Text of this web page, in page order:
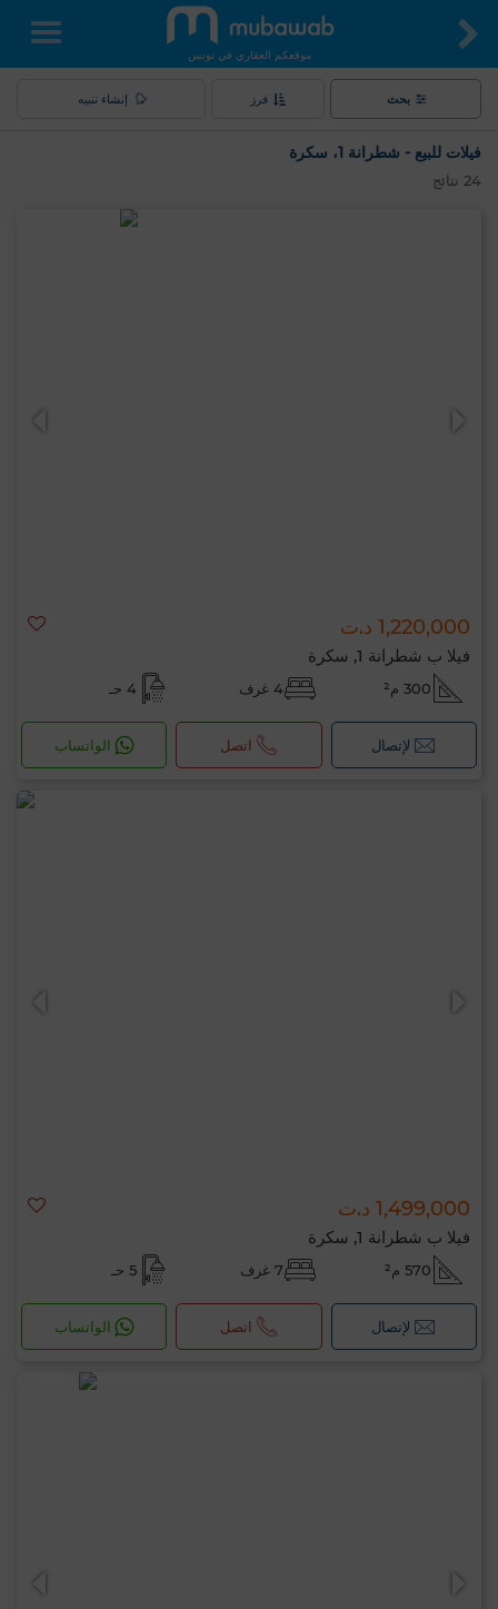
موقعكم العقاري في تونس
بحث فرز إنشاء تنبيه
فيلات للبيع - شطرانة 1، سكرة
24 نتائج
1,220,000 د.ت
فيلا ب شطرانة 1, سكرة
300 م² 4 غرف 4 حـ
لإتصال اتصل الواتساب
1,499,000 د.ت
فيلا ب شطرانة 1, سكرة
570 م² 7 غرف 5 حـ
لإتصال اتصل الواتساب